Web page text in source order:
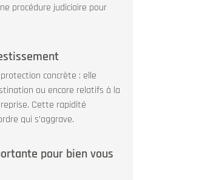
procédure judiciaire pour
concrète : elle
ou encore relatifs à la
Cette rapidité
qui s’aggrave.
pour bien vous